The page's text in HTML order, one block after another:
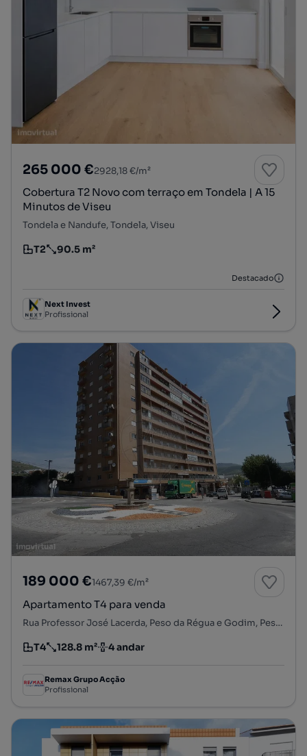
265 000 €2928,18 €/m²
Cobertura T2 Novo com terraço em Tondela | A 15
Minutos de Viseu
Tondela e Nandufe, Tondela, Viseu
Tipologia
T2
Preço por metro quadrado
90.5 m²
Destacado
Next Invest
Profissional
189 000 €1467,39 €/m²
Apartamento T4 para venda
Rua Professor José Lacerda, Peso da Régua e Godim, Peso da Régua, Vila Real
Tipologia
T4
Preço por metro quadrado
128.8 m²
Andar 4 andar
Remax Grupo Acção
Profissional